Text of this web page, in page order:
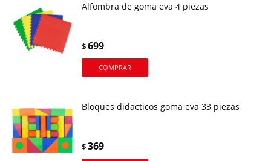
Alfombra de goma eva 4 piezas
$699
Bloques didacticos goma eva 33 piezas
$369